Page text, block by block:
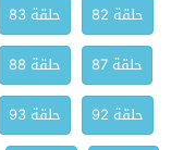
حلقة 82
حلقة 83
حلقة 87
حلقة 88
حلقة 92
حلقة 93